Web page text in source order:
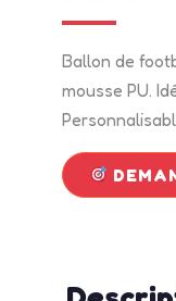
Ballon de
mousse PU.